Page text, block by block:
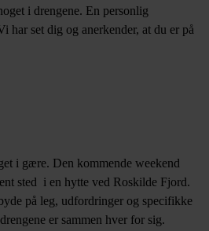
i drengene. En personlig
har set dig og anerkender, at du er på
i gære. Den kommende weekend
sted i en hytte ved Roskilde Fjord.
på leg, udfordringer og specifikke
er sammen hver for sig.